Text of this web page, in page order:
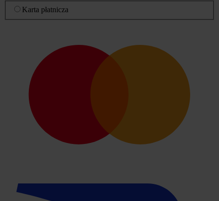
Karta płatnicza